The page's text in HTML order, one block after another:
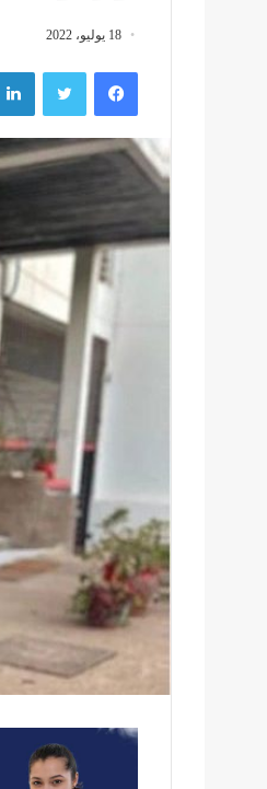
18 يوليو، 2022
فيسبوك تويتر